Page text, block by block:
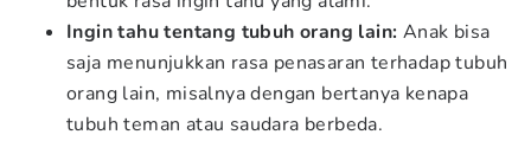
Ingin tahu tentang tubuh orang lain: Anak bisa
saja menunjukkan rasa penasaran terhadap tubuh
orang lain, misalnya dengan bertanya kenapa
tubuh teman atau saudara berbeda.